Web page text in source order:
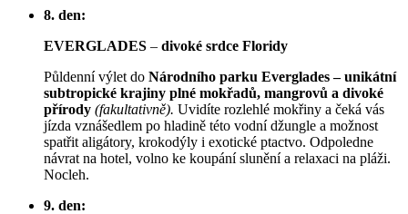
8. den:
EVERGLADES – divoké srdce Floridy
Půldenní výlet do Národního parku Everglades – unikátní
subtropické krajiny plné mokřadů, mangrovů a divoké
přírody (fakultativně). Uvidíte rozlehlé mokřiny a čeká vás
jízda vznášedlem po hladině této vodní džungle a možnost
spatřit aligátory, krokodýly i exotické ptactvo. Odpoledne
návrat na hotel, volno ke koupání slunění a relaxaci na pláži.
Nocleh.
9. den: